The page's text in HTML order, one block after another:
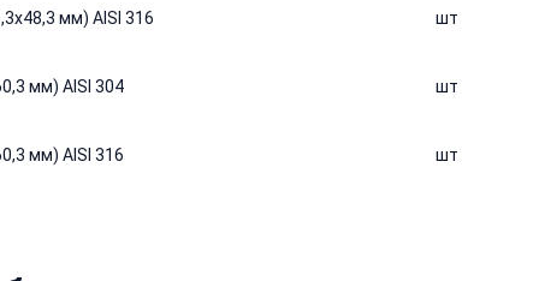
мм) AISI 316 шт
мм) AISI 304 шт
мм) AISI 316 шт